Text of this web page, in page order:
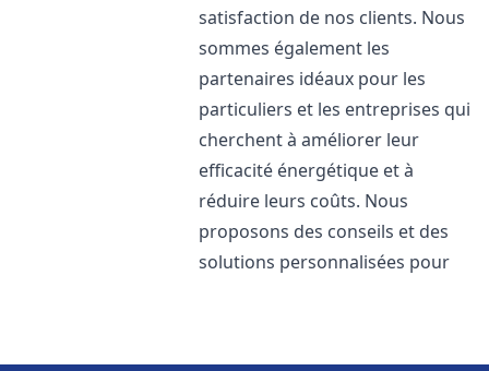
satisfaction de nos clients. Nous
sommes également les
partenaires idéaux pour les
particuliers et les entreprises qui
cherchent à améliorer leur
efficacité énergétique et à
réduire leurs coûts. Nous
proposons des conseils et des
solutions personnalisées pour